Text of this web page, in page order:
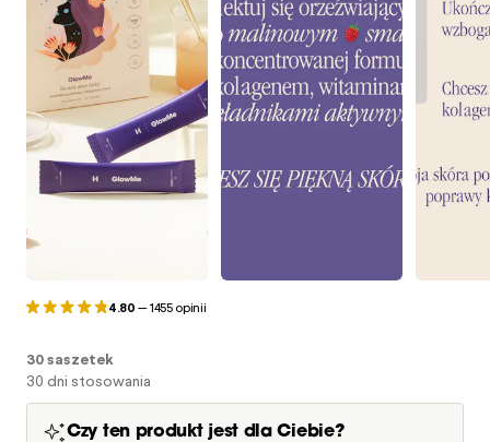
4.80—1455 opinii
30 saszetek
30 dni stosowania
Czy ten produkt jest dla Ciebie?